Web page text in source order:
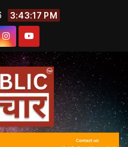
3:43:18 PM